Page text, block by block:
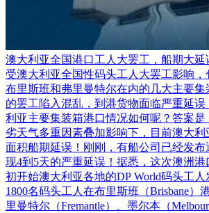
澳大利亚全国港口工人大罢工，船期大延
受澳大利亚全国性码头工人大罢工影响，
布里斯班和弗里曼特尔在内的几大主要
的罢工陷入混乱，到港货物面临严重延
利亚主要集装箱港口情况如何呢？答案
劣天气多重因素叠加影响下，目前澳大
面积船期延误！刚刚，有船公司已经发布
现4到5天的严重延误！据悉，这次澳洲港
初开始澳大利亚各地的DP World码头工
1800名码头工人在布里斯班（Brisbane）
里曼特尔（Fremantle）、墨尔本（